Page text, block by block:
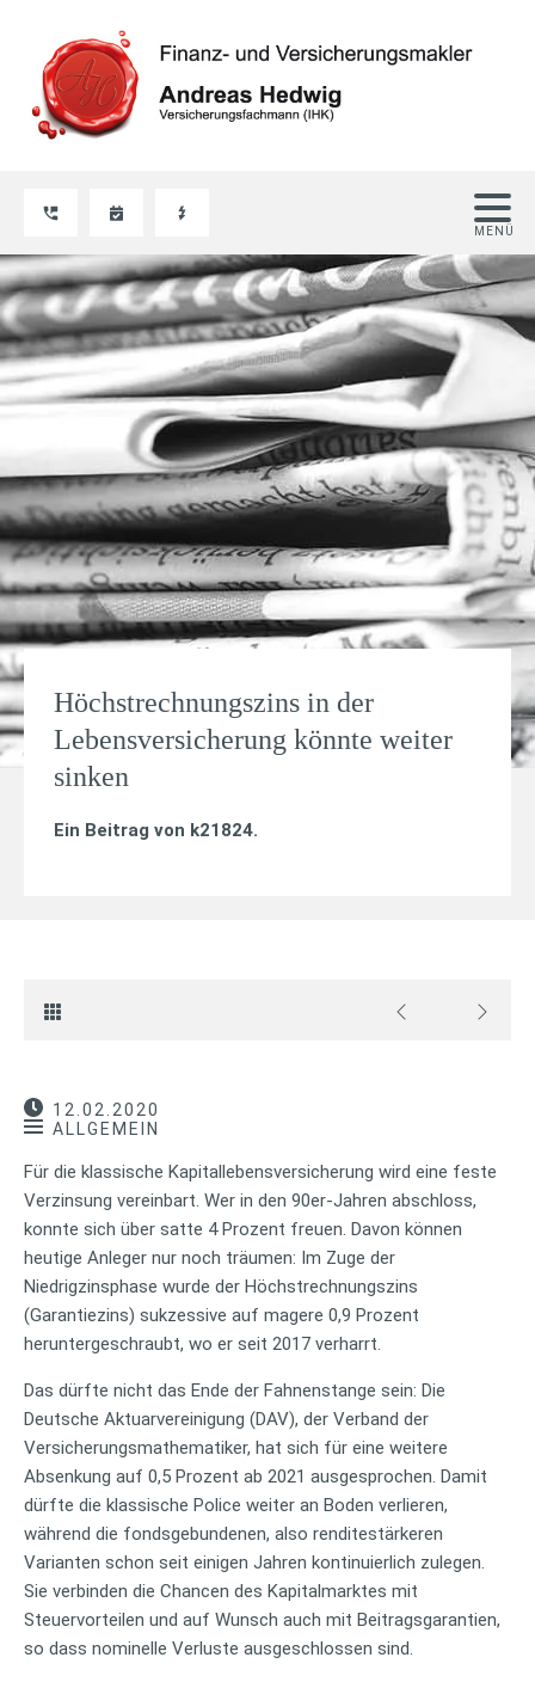
Höchstrechnungszins in der
Lebensversicherung könnte weiter
sinken
Ein Beitrag von k21824.
12.02.2020
ALLGEMEIN
Für die klassische Kapitallebensversicherung wird eine feste
Verzinsung vereinbart. Wer in den 90er-Jahren abschloss,
konnte sich über satte 4 Prozent freuen. Davon können
heutige Anleger nur noch träumen: Im Zuge der
Niedrigzinsphase wurde der Höchstrechnungszins
(Garantiezins) sukzessive auf magere 0,9 Prozent
heruntergeschraubt, wo er seit 2017 verharrt.
Das dürfte nicht das Ende der Fahnenstange sein: Die
Deutsche Aktuarvereinigung (DAV), der Verband der
Versicherungsmathematiker, hat sich für eine weitere
Absenkung auf 0,5 Prozent ab 2021 ausgesprochen. Damit
dürfte die klassische Police weiter an Boden verlieren,
während die fondsgebundenen, also renditestärkeren
Varianten schon seit einigen Jahren kontinuierlich zulegen.
Sie verbinden die Chancen des Kapitalmarktes mit
Steuervorteilen und auf Wunsch auch mit Beitragsgarantien,
so dass nominelle Verluste ausgeschlossen sind.